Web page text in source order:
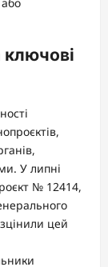
ключові
У липні
№ 12414,
цей